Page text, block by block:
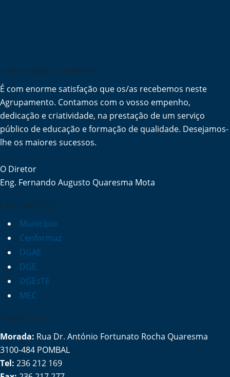
A MENSAGEM DO DIRETOR
É com enorme satisfação que os/as recebemos neste
Agrupamento. Contamos com o vosso empenho,
dedicação e criatividade, na prestação de um serviço
público de educação e formação de qualidade. Desejamos-
lhe os maiores sucessos.
O Diretor
Eng. Fernando Augusto Quaresma Mota
LINKS RÁPIDOS
Município
Cenformaz
DGAE
DGE
DGEsTE
MEC
CONTACTOS
Morada: Rua Dr. António Fortunato Rocha Quaresma
3100-484 POMBAL
Tel: 236 212 169